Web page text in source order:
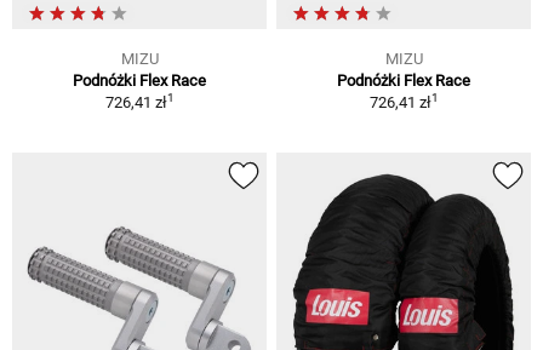
MIZU
Podnóżki Flex Race
726,41 zł1
MIZU
Podnóżki Flex Race
726,41 zł1